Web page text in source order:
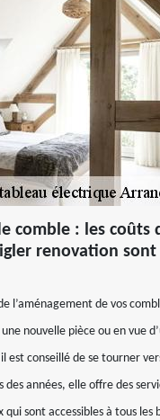
comble : les coûts
renovation
l’aménagement de vos
nouvelle pièce ou en vue
est conseillé de se tourner
des années, elle offre des
qui sont accessibles à tous les